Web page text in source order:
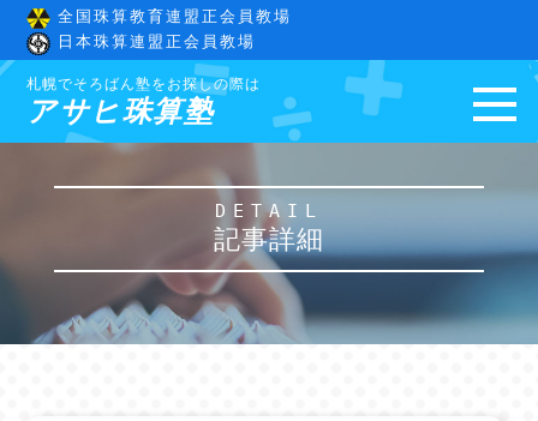
全国珠算教育連盟正会員教場
日本珠算連盟正会員教場
札幌でそろばん塾をお探しの際は
アサヒ珠算塾
DETAIL
記事詳細